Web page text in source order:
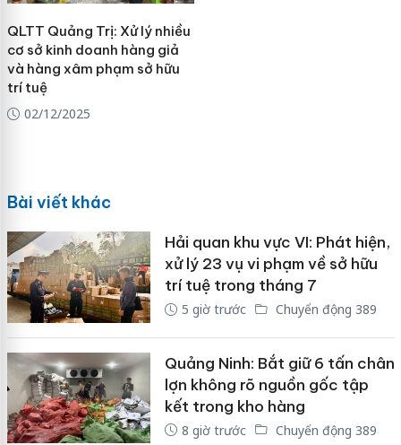
QLTT Quảng Trị: Xử lý nhiều
cơ sở kinh doanh hàng giả
và hàng xâm phạm sở hữu
trí tuệ
02/12/2025
Bài viết khác
Hải quan khu vực VI: Phát hiện,
xử lý 23 vụ vi phạm về sở hữu
trí tuệ trong tháng 7
5 giờ trước Chuyển động 389
Quảng Ninh: Bắt giữ 6 tấn chân
lợn không rõ nguồn gốc tập
kết trong kho hàng
8 giờ trước Chuyển động 389